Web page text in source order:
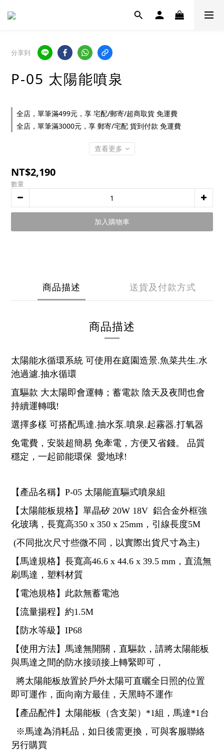
分享到
P-05 太陽能噴泉
全店，單筆滿499元，享 宅配/郵寄/超商取貨 免運費
全店，單筆滿3000元，享 郵寄/宅配 貨到付款 免運費
查看更多
NT$2,190
數量
加入購物車
商品描述 送貨及付款方式
商品描述
太陽能水循環系統 可使用在庭園造景.魚菜共生.水
池過濾.抽水循環
直驅款 大太陽即會運轉；蓄電款 陰天及夜間也會
持續運轉哦!
選擇多樣 可搭配馬達.抽水泵.噴泉.起霧器.打氧器
免電費，安裝超簡易 免牽電，方便又省錢。 品質
穩定，一起節能環保 愛地球!
【產品名稱】P-05 太陽能直驅式噴泉組
【太陽能板規格】單晶矽 20W 18V 鋁合金外框強
化玻璃，長寬高350 x 350 x 25mm，引線長度5M
(不同批次尺寸些微不同，以實際出貨尺寸為主)
【馬達規格】長寬高46.6 x 44.6 x 39.5 mm，直流無
刷馬達，塑料材質
【電池規格】此款無蓄電池
【流量揚程】約1.5M
【防水等級】IP68
【使用方法】馬達無開關，直驅款，請將太陽能板
與馬達之間的防水接頭接上轉緊即可，
將太陽能板放置於戶外太陽可直曬全日照的位置
即可運作，面向南方最佳，天黑時不運作
【產品配件】太陽能板（含支架）*1組，馬達*1台
※馬達為消耗品，如日後需更換，可與客服聯絡
另行購買